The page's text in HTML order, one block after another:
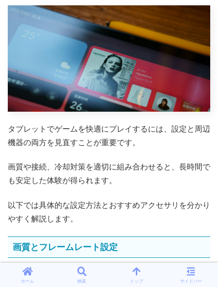
タブレットでゲームを快適にプレイするには、設定と周辺
機器の両方を見直すことが重要です。
画質や接続、冷却対策を適切に組み合わせると、長時間で
も安定した体験が得られます。
以下では具体的な設定方法とおすすめアクセサリを分かり
やすく解説します。
画質とフレームレート設定
まずはゲーム内の画質設定を見直して、端末の性能に合わ
ホーム 検索 トップ サイドバー